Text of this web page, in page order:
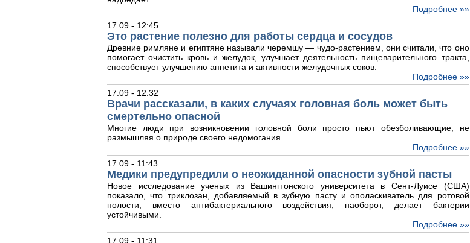
Подробнее »»
17.09 - 12:45
Это растение полезно для работы сердца и сосудов
Древние римляне и египтяне называли черемшу — чудо-растением, они считали, что оно
помогает очистить кровь и желудок, улучшает деятельность пищеварительного тракта,
способствует улучшению аппетита и активности желудочных соков.
Подробнее »»
17.09 - 12:32
Врачи рассказали, в каких случаях головная боль может быть
смертельно опасной
Многие люди при возникновении головной боли просто пьют обезболивающие, не
размышляя о природе своего недомогания.
Подробнее »»
17.09 - 11:43
Медики предупредили о неожиданной опасности зубной пасты
Новое исследование ученых из Вашингтонского университета в Сент-Луисе (США)
показало, что триклозан, добавляемый в зубную пасту и ополаскиватель для ротовой
полости, вместо антибактериального воздействия, наоборот, делает бактерии
устойчивыми.
Подробнее »»
17.09 - 11:31